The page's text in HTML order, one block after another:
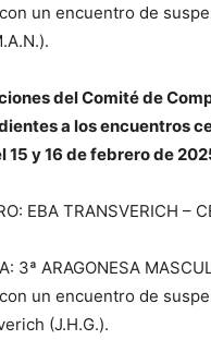
un encuentro de
del Comité de
a los encuentros
15 y 16 de febrero de
EBA TRANSVERICH –
3ª ARAGONESA
un encuentro de
(J.H.G.).